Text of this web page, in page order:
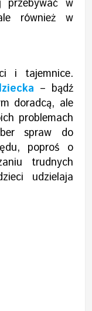
przebywać w
również w
i tajemnice.
– bądź
doradcą, ale
problemach
spraw do
poproś o
trudnych
udzielaja